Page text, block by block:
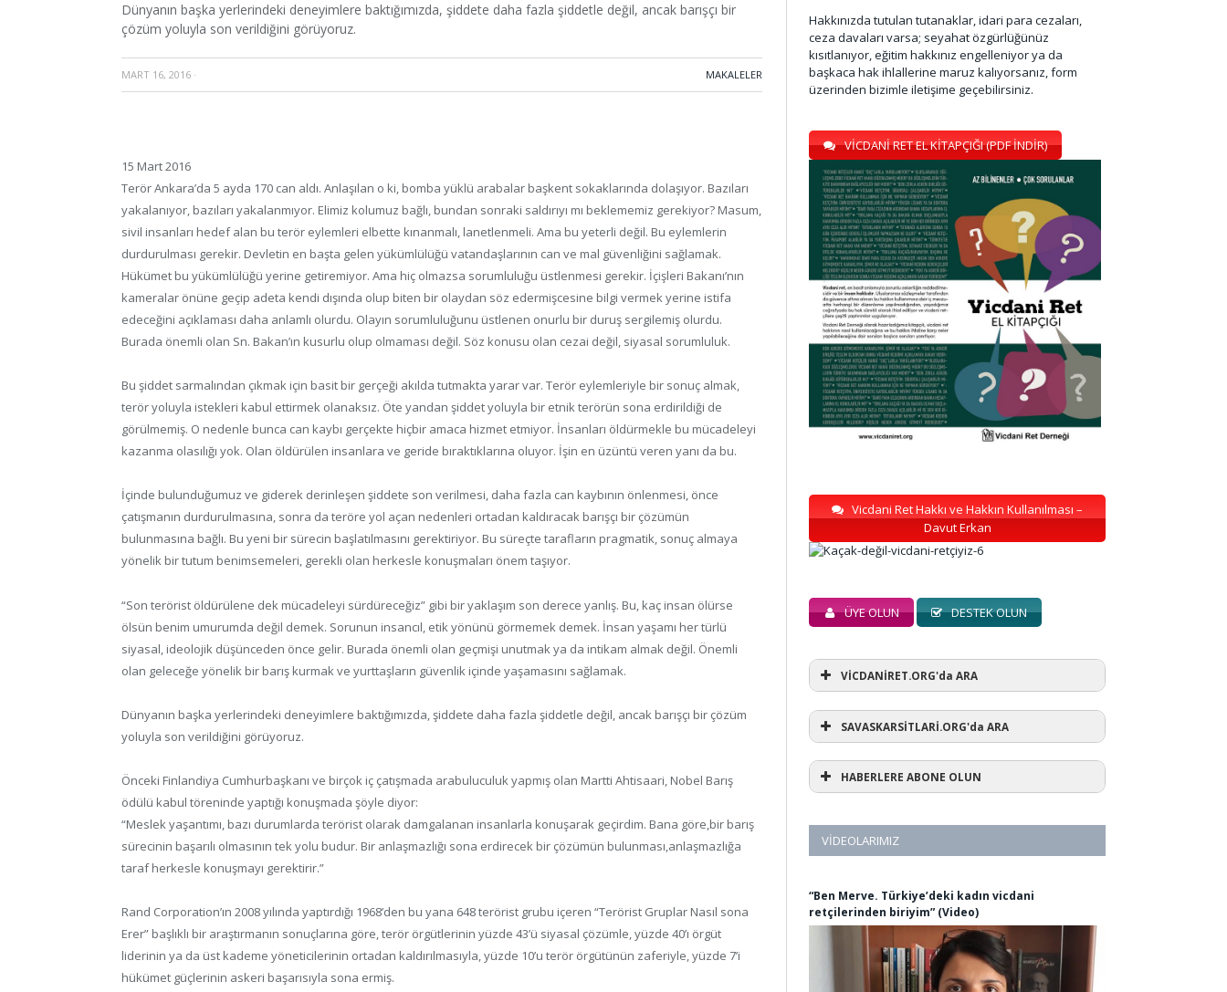
Dünyanın başka yerlerindeki deneyimlere baktığımızda, şiddete daha fazla şiddetle değil, ancak barışçı bir
çözüm yoluyla son verildiğini görüyoruz.
MART 16, 2016 · MAKALELER
15 Mart 2016
Terör Ankara’da 5 ayda 170 can aldı. Anlaşılan o ki, bomba yüklü arabalar başkent sokaklarında dolaşıyor. Bazıları
yakalanıyor, bazıları yakalanmıyor. Elimiz kolumuz bağlı, bundan sonraki saldırıyı mı beklememiz gerekiyor? Masum,
sivil insanları hedef alan bu terör eylemleri elbette kınanmalı, lanetlenmeli. Ama bu yeterli değil. Bu eylemlerin
durdurulması gerekir. Devletin en başta gelen yükümlülüğü vatandaşlarının can ve mal güvenliğini sağlamak.
Hükümet bu yükümlülüğü yerine getiremiyor. Ama hiç olmazsa sorumluluğu üstlenmesi gerekir. İçişleri Bakanı’nın
kameralar önüne geçip adeta kendi dışında olup biten bir olaydan söz edermişcesine bilgi vermek yerine istifa
edeceğini açıklaması daha anlamlı olurdu. Olayın sorumluluğunu üstlenen onurlu bir duruş sergilemiş olurdu.
Burada önemli olan Sn. Bakan’ın kusurlu olup olmaması değil. Söz konusu olan cezai değil, siyasal sorumluluk.
Bu şiddet sarmalından çıkmak için basit bir gerçeği akılda tutmakta yarar var. Terör eylemleriyle bir sonuç almak,
terör yoluyla istekleri kabul ettirmek olanaksız. Öte yandan şiddet yoluyla bir etnik terörün sona erdirildiği de
görülmemiş. O nedenle bunca can kaybı gerçekte hiçbir amaca hizmet etmiyor. İnsanları öldürmekle bu mücadeleyi
kazanma olasılığı yok. Olan öldürülen insanlara ve geride bıraktıklarına oluyor. İşin en üzüntü veren yanı da bu.
İçinde bulunduğumuz ve giderek derinleşen şiddete son verilmesi, daha fazla can kaybının önlenmesi, önce
çatışmanın durdurulmasına, sonra da teröre yol açan nedenleri ortadan kaldıracak barışçı bir çözümün
bulunmasına bağlı. Bu yeni bir sürecin başlatılmasını gerektiriyor. Bu süreçte tarafların pragmatik, sonuç almaya
yönelik bir tutum benimsemeleri, gerekli olan herkesle konuşmaları önem taşıyor.
“Son terörist öldürülene dek mücadeleyi sürdüreceğiz” gibi bir yaklaşım son derece yanlış. Bu, kaç insan ölürse
ölsün benim umurumda değil demek. Sorunun insancıl, etik yönünü görmemek demek. İnsan yaşamı her türlü
siyasal, ideolojik düşünceden önce gelir. Burada önemli olan geçmişi unutmak ya da intikam almak değil. Önemli
olan geleceğe yönelik bir barış kurmak ve yurttaşların güvenlik içinde yaşamasını sağlamak.
Dünyanın başka yerlerindeki deneyimlere baktığımızda, şiddete daha fazla şiddetle değil, ancak barışçı bir çözüm
yoluyla son verildiğini görüyoruz.
Önceki Finlandiya Cumhurbaşkanı ve birçok iç çatışmada arabuluculuk yapmış olan Martti Ahtisaari, Nobel Barış
ödülü kabul töreninde yaptığı konuşmada şöyle diyor:
“Meslek yaşantımı, bazı durumlarda terörist olarak damgalanan insanlarla konuşarak geçirdim. Bana göre,bir barış
sürecinin başarılı olmasının tek yolu budur. Bir anlaşmazlığı sona erdirecek bir çözümün bulunması,anlaşmazlığa
taraf herkesle konuşmayı gerektirir.”
Rand Corporation’ın 2008 yılında yaptırdığı 1968’den bu yana 648 terörist grubu içeren “Terörist Gruplar Nasıl sona
Erer” başlıklı bir araştırmanın sonuçlarına göre, terör örgütlerinin yüzde 43’ü siyasal çözümle, yüzde 40’ı örgüt
liderinin ya da üst kademe yöneticilerinin ortadan kaldırılmasıyla, yüzde 10’u terör örgütünün zaferiyle, yüzde 7’i
hükümet güçlerinin askeri başarısıyla sona ermiş.
Hakkınızda tutulan tutanaklar, idari para cezaları,
ceza davaları varsa; seyahat özgürlüğünüz
kısıtlanıyor, eğitim hakkınız engelleniyor ya da
başkaca hak ihlallerine maruz kalıyorsanız, form
üzerinden bizimle iletişime geçebilirsiniz.
VİCDANİ RET EL KİTAPÇIĞI (PDF İNDİR)
Vicdani Ret Hakkı ve Hakkın Kullanılması –
Davut Erkan
ÜYE OLUN DESTEK OLUN
VİCDANİRET.ORG'da ARA
SAVASKARSİTLARİ.ORG'da ARA
HABERLERE ABONE OLUN
VIDEOLARIMIZ
“Ben Merve. Türkiye’deki kadın vicdani
retçilerinden biriyim” (Video)